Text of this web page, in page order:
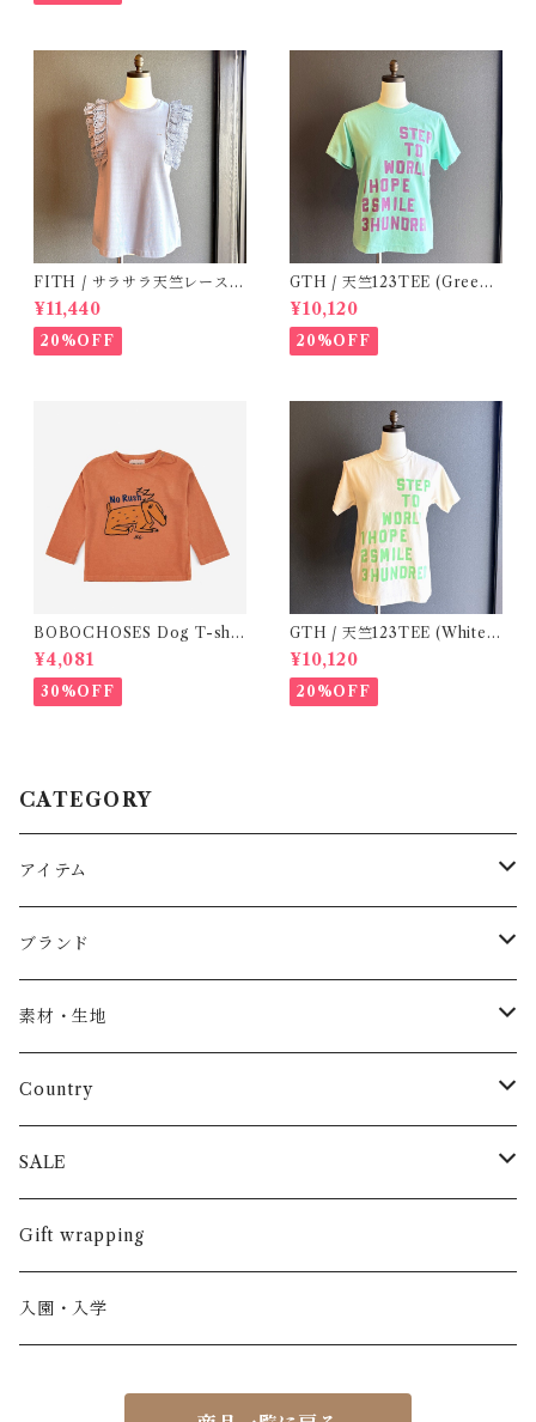
FITH / サラサラ天竺レースT
シャツ (BL) / 145・155
¥11,440
20%OFF
GTH / 天竺123TEE (Green)
/ Size 1
¥10,120
20%OFF
BOBOCHOSES Dog T-shir
ts ( 12-18m)
¥4,081
30%OFF
GTH / 天竺123TEE (White)
/ Size 1
¥10,120
20%OFF
CATEGORY
アイテム
Baby
トップス
長袖
半袖
パンツ
長ズボン
半ズボン
スカート
ワンピース
カーディガン / 羽織もの
ブランド
AS WE GROW
ARCH&LINE
BABE & TESS
BOBOCHOSES
BONHEUR DU JOUR
素材・生地
コットン 100%
リネン( 麻 )
ウール
アルパカ
Country
France / フランス
Italy / イタリア
NY / ニューヨーク
SALE
男の子
女の子
Gift wrapping
入園・入学